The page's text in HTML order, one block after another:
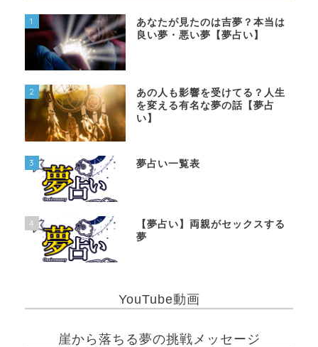
1
あなたが見たのは吉夢？本当は
良い夢・悪い夢【夢占い】
2
あの人も影響を受けてる？人生
を変える有名な夢の話【夢占
い】
3 夢占い一覧表
4
【夢占い】両親がセックスする
夢
YouTube動画
崖から落ちる夢の挑戦メッセージ